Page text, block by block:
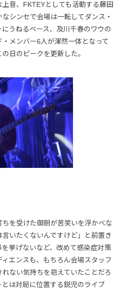
音、FKTEYとしても活動する藤田
シンセで会場は一転してダンス・
うねるベース、及川千春のワウの
メンバー6人が渾然一体となって
日のピークを更新した。
を受けた御厨が苦笑いを浮かべな
いたくないんですけど」と前置き
挙げないなど、改めて感染症対策
エンスも、もちろん会場スタッフ
ない気持ちを抱えていたことだろ
は対局に位置する鋭児のライブ